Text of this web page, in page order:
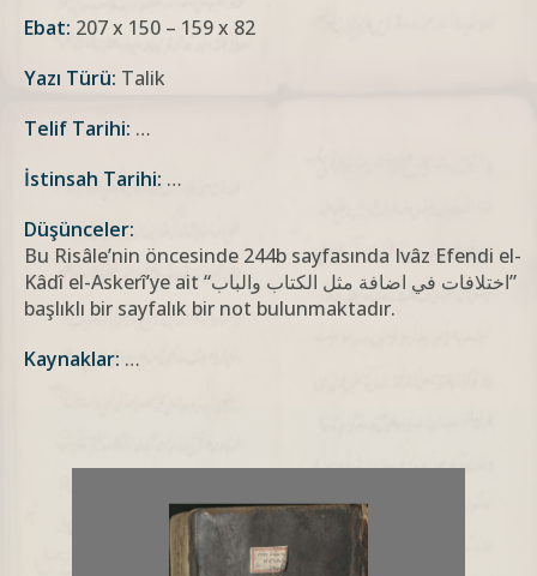
Ebat: 207 x 150 – 159 x 82
Yazı Türü: Talik
Telif Tarihi: …
İstinsah Tarihi: …
Düşünceler:
Bu Risâle’nin öncesinde 244b sayfasında Ivâz Efendi el-
Kâdî el-Askerî’ye ait “اختلافات في اضافة مثل الکتاب والباب”
başlıklı bir sayfalık bir not bulunmaktadır.
Kaynaklar: …